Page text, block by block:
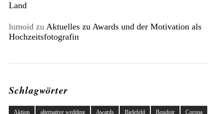
Land
lumoidzu Aktuelles zu Awards und der Motivation als
Hochzeitsfotografin
Schlagwörter
Aktion alternative wedding Awards Bielefeld Boudoir Corona